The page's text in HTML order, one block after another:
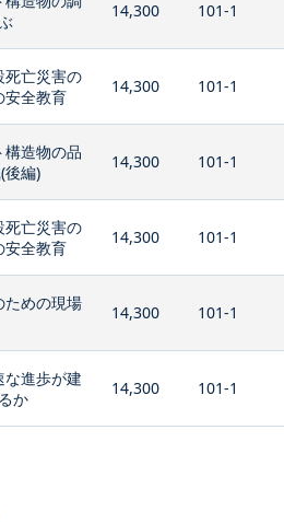
14,300 101-1
死亡災害の
安全教育
14,300 101-1
構造物の品
後編)
14,300 101-1
死亡災害の
安全教育
14,300 101-1
ための現場
14,300 101-1
な進歩が建
か
14,300 101-1